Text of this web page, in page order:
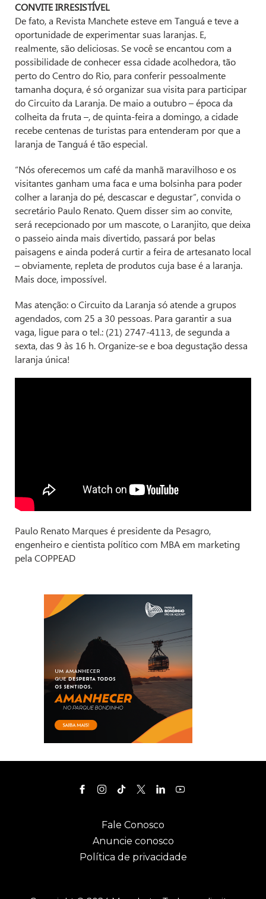
CONVITE IRRESISTÍVEL
De fato, a Revista Manchete esteve em Tanguá e teve a
oportunidade de experimentar suas laranjas. E,
realmente, são deliciosas. Se você se encantou com a
possibilidade de conhecer essa cidade acolhedora, tão
perto do Centro do Rio, para conferir pessoalmente
tamanha doçura, é só organizar sua visita para participar
do Circuito da Laranja. De maio a outubro – época da
colheita da fruta –, de quinta-feira a domingo, a cidade
recebe centenas de turistas para entenderam por que a
laranja de Tanguá é tão especial.
“Nós oferecemos um café da manhã maravilhoso e os
visitantes ganham uma faca e uma bolsinha para poder
colher a laranja do pé, descascar e degustar”, convida o
secretário Paulo Renato. Quem disser sim ao convite,
será recepcionado por um mascote, o Laranjito, que deixa
o passeio ainda mais divertido, passará por belas
paisagens e ainda poderá curtir a feira de artesanato local
– obviamente, repleta de produtos cuja base é a laranja.
Mais doce, impossível.
Mas atenção: o Circuito da Laranja só atende a grupos
agendados, com 25 a 30 pessoas. Para garantir a sua
vaga, ligue para o tel.: (21) 2747-4113, de segunda a
sexta, das 9 às 16 h. Organize-se e boa degustação dessa
laranja única!
Paulo Renato Marques é presidente da Pesagro,
engenheiro e cientista político com MBA em marketing
pela COPPEAD
Fale Conosco
Anuncie conosco
Política de privacidade